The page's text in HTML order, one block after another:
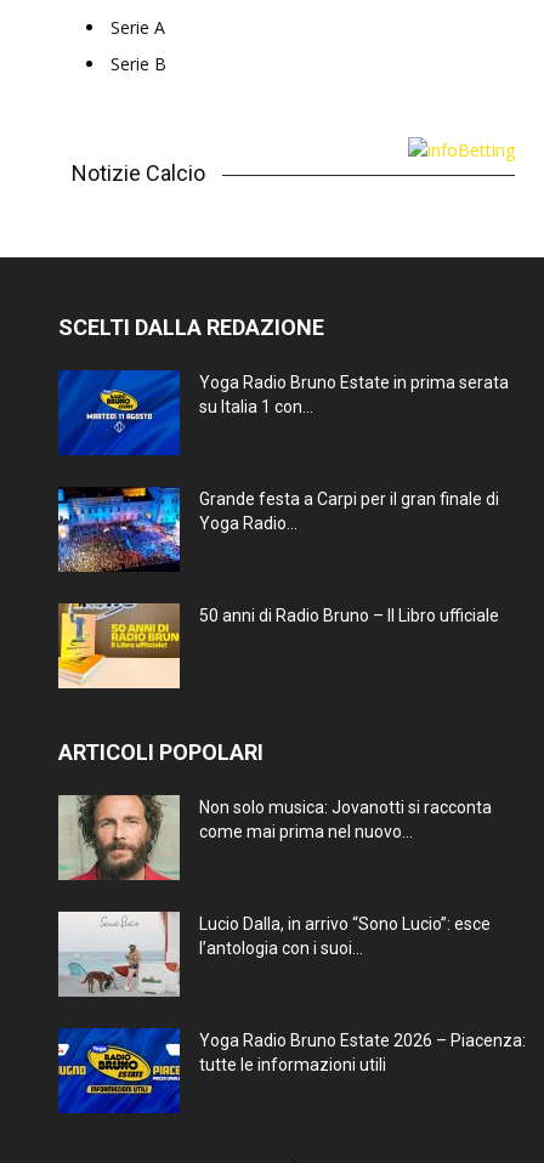
Serie A
Serie B
Notizie Calcio
SCELTI DALLA REDAZIONE
Yoga Radio Bruno Estate in prima serata
su Italia 1 con...
Grande festa a Carpi per il gran finale di
Yoga Radio...
50 anni di Radio Bruno – Il Libro ufficiale
ARTICOLI POPOLARI
Non solo musica: Jovanotti si racconta
come mai prima nel nuovo...
Lucio Dalla, in arrivo “Sono Lucio”: esce
l’antologia con i suoi...
Yoga Radio Bruno Estate 2026 – Piacenza:
tutte le informazioni utili